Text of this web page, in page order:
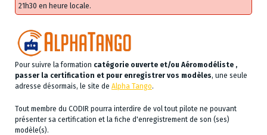
21h30 en heure locale.
Pour suivre la formation catégorie ouverte et/ou Aéromodéliste ,
passer la certification et pour enregistrer vos modèles, une seule
adresse désormais, le site de Alpha Tango.
Tout membre du CODIR pourra interdire de vol tout pilote ne pouvant
présenter sa certification et la fiche d'enregistrement de son (ses)
modèle(s).